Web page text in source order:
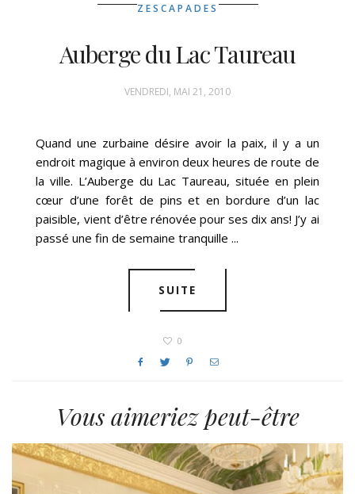
ZESCAPADES
Auberge du Lac Taureau
VENDREDI, MAI 21, 2010
Quand une zurbaine désire avoir la paix, il y a un
endroit magique à environ deux heures de route de
la ville. L’Auberge du Lac Taureau, située en plein
cœur d’une forêt de pins et en bordure d’un lac
paisible, vient d’être rénovée pour ses dix ans! J’y ai
passé une fin de semaine tranquille ...
SUITE
0
Vous aimeriez peut-être